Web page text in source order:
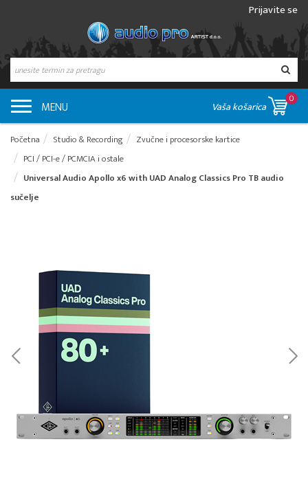
Prijavite se
MENU Vaša košarica
0
Početna Studio & Recording
Zvučne i procesorske kartice
PCI / PCI-e / PCMCIA i ostale
Universal Audio Apollo x6 with UAD Analog Classics Pro TB audio
sučelje